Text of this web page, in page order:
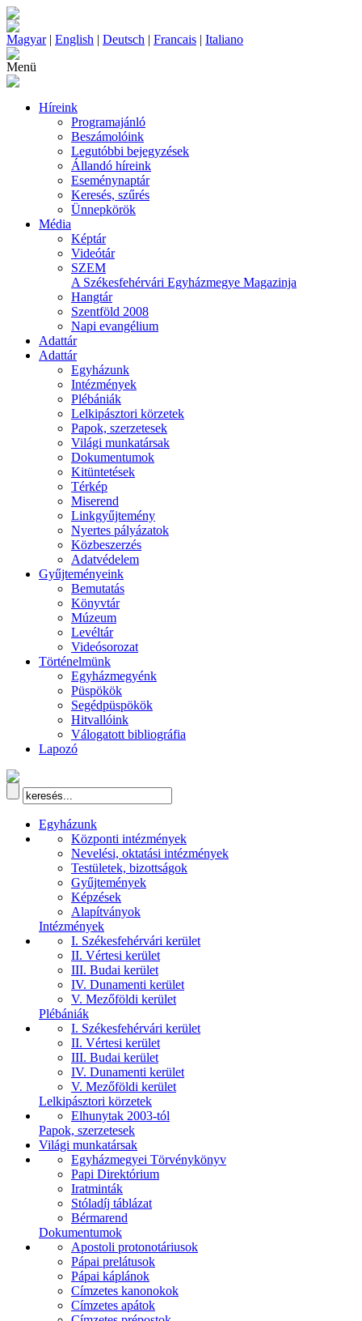
Magyar| English | Deutsch | Francais | Italiano
Menü
Híreink
Programajánló
Beszámolóink
Legutóbbi bejegyzések
Állandó híreink
Eseménynaptár
Keresés, szűrés
Ünnepkörök
Média
Képtár
Videótár
SZEM
A Székesfehérvári Egyházmegye Magazinja
Hangtár
Szentföld 2008
Napi evangélium
Adattár
Adattár
Egyházunk
Intézmények
Plébániák
Lelkipásztori körzetek
Papok, szerzetesek
Világi munkatársak
Dokumentumok
Kitüntetések
Térkép
Miserend
Linkgyűjtemény
Nyertes pályázatok
Közbeszerzés
Adatvédelem
Gyűjteményeink
Bemutatás
Könyvtár
Múzeum
Levéltár
Videósorozat
Történelmünk
Egyházmegyénk
Püspökök
Segédpüspökök
Hitvallóink
Válogatott bibliográfia
Lapozó
Egyházunk
Központi intézmények
Nevelési, oktatási intézmények
Testületek, bizottságok
Gyűjtemények
Képzések
Alapítványok
Intézmények
I. Székesfehérvári kerület
II. Vértesi kerület
III. Budai kerület
IV. Dunamenti kerület
V. Mezőföldi kerület
Plébániák
I. Székesfehérvári kerület
II. Vértesi kerület
III. Budai kerület
IV. Dunamenti kerület
V. Mezőföldi kerület
Lelkipásztori körzetek
Elhunytak 2003-tól
Papok, szerzetesek
Világi munkatársak
Egyházmegyei Törvénykönyv
Papi Direktórium
Iratminták
Stóladíj táblázat
Bérmarend
Dokumentumok
Apostoli protonotáriusok
Pápai prelátusok
Pápai káplánok
Címzetes kanonokok
Címzetes apátok